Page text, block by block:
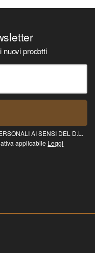
nuovi prodotti
AI SENSI DEL D.L.
applicabile Leggi